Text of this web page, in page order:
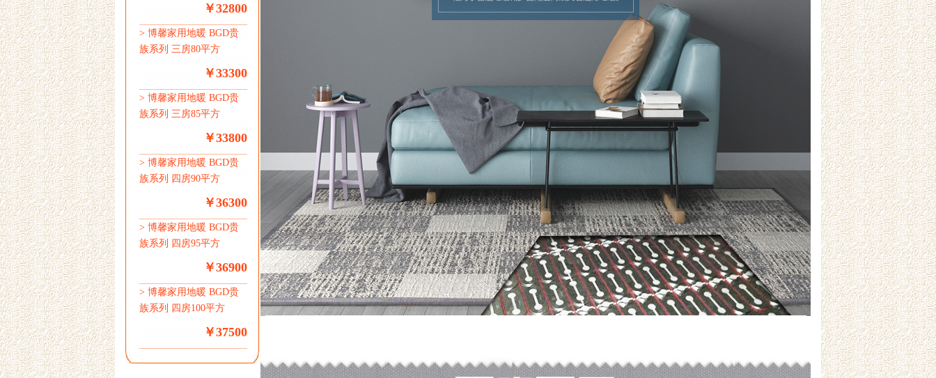
￥32800
> 博馨家用地暖 BGD贵
族系列 三房80平方
￥33300
> 博馨家用地暖 BGD贵
族系列 三房85平方
￥33800
> 博馨家用地暖 BGD贵
族系列 四房90平方
￥36300
> 博馨家用地暖 BGD贵
族系列 四房95平方
￥36900
> 博馨家用地暖 BGD贵
族系列 四房100平方
￥37500